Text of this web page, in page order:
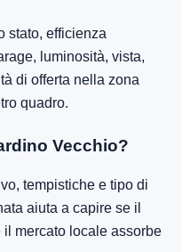
stato, efficienza
luminosità, vista,
di offerta nella zona
quadro.
Vecchio?
tempistiche e tipo di
aiuta a capire se il
mercato locale assorbe